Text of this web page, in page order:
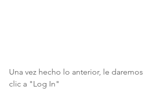
Una vez hecho lo anterior, le daremos
clic a "Log In"